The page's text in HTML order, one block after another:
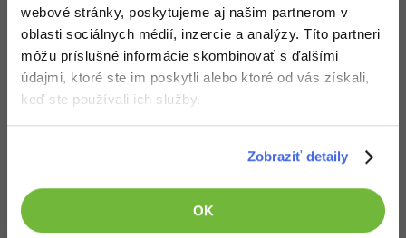
webové stránky, poskytujeme aj našim partnerom v
oblasti sociálnych médií, inzercie a analýzy. Títo partneri
môžu príslušné informácie skombinovať s ďalšími
údajmi, ktoré ste im poskytli alebo ktoré od vás získali,
keď ste používali ich služby.
Zobraziť detaily
OK
MS Office -80%
Google Dokumenty
Time management
Adobe After Effects
Blender -80%
Prístup k jednotlivým lekciám podľa spôsobu
obstarania.
Kvalitné znalostiv oblasti IT.
Zručnosti, ktoré ti pomôžu získať vysnívanú a
dobre platenú prácu
Popis článku
Požadovaný článok má nasledujúci obsah: